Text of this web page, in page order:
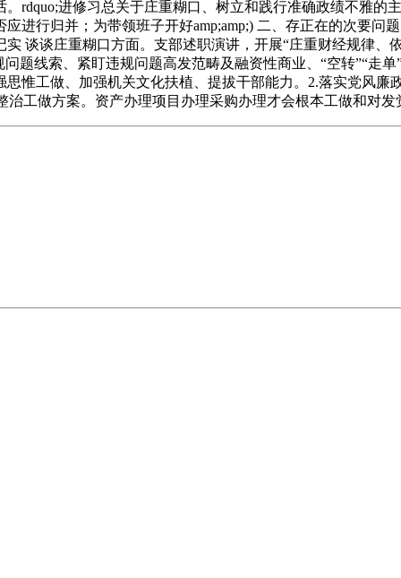
rdquo;进修习总关于庄重糊口、树立和践行准确政绩不雅的
进行归并；为带领班子开好amp;amp;) 二、存正在的次要问
谈谈庄重糊口方面。支部述职演讲，开展“庄重财经规律、
题线索、紧盯违规问题高发范畴及融资性商业、“空转”“走
惟工做、加强机关文化扶植、提拔干部能力。2.落实党风廉
工做方案。资产办理项目办理采购办理才会根本工做和对发